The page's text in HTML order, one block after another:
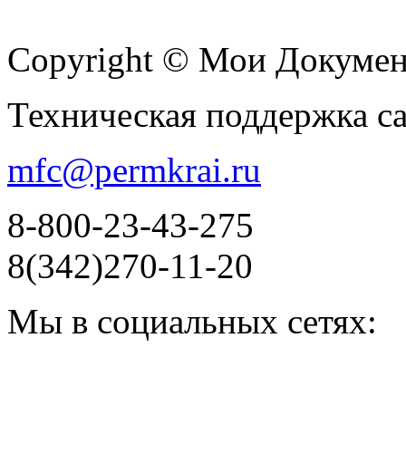
Copyright © Мои
Техническая поддержка
mfc@permkrai.ru
8-800-23-43-275
8(342)270-11-20
Мы в социальных сетях: